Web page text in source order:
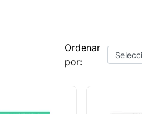
Ordenar
por: